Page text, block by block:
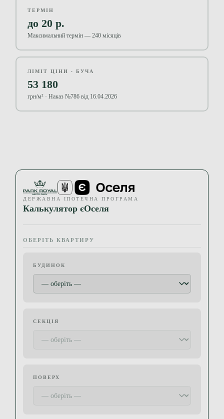
ТЕРМІН
до 20 р.
Максимальний термін — 240 місяців
ЛІМІТ ЦІНИ · БУЧА
53 180
грн/м² · Наказ №786 від 16.04.2026
ДЕРЖАВНА ІПОТЕЧНА ПРОГРАМА
Калькулятор єОселя
ОБЕРІТЬ КВАРТИРУ
БУДИНОК
СЕКЦІЯ
ПОВЕРХ